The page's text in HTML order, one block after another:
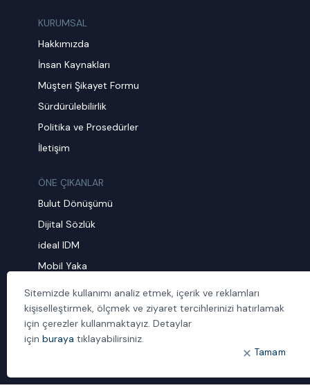
KURUMSAL
Hakkımızda
İnsan Kaynakları
Müşteri Şikayet Formu
Sürdürülebilirlik
Politika ve Prosedürler
İletişim
ÖNE ÇIKANLAR
Bulut Dönüşümü
Dijital Sözlük
ideal IDM
Mobil Yaka
Yönetilen Hizmetler
Sitemizde kullanımı analiz etmek, içerik ve reklamları
kişiselleştirmek, ölçmek ve ziyaret tercihlerinizi hatırlamak
için çerezler kullanmaktayız. Detaylar
için buraya tıklayabilirsiniz.
Tamam